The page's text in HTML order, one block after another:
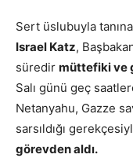
Sert üslubuyla
Israel Katz,
süredir müttefiki ve
Salı günü geç
Netanyahu, Gazze
sarsıldığı
görevden aldı.